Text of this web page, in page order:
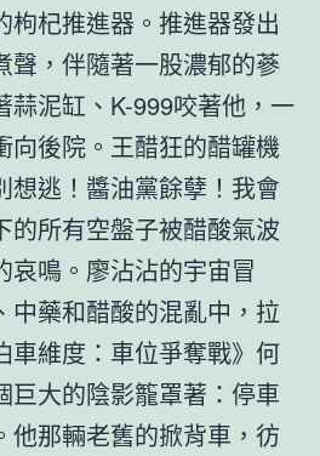
枸杞推進器。推進器發出
聲，伴隨著一股濃郁的蔘
蒜泥缸、K-999咬著他，一
向後院。王醋狂的醋罐機
想逃！醬油黨餘孽！我會
的所有空盤子被醋酸氣波
哀鳴。廖沾沾的宇宙冒
中藥和醋酸的混亂中，拉
車維度：車位爭奪戰》何
巨大的陰影籠罩著：停車
他那輛老舊的掀背車，彷